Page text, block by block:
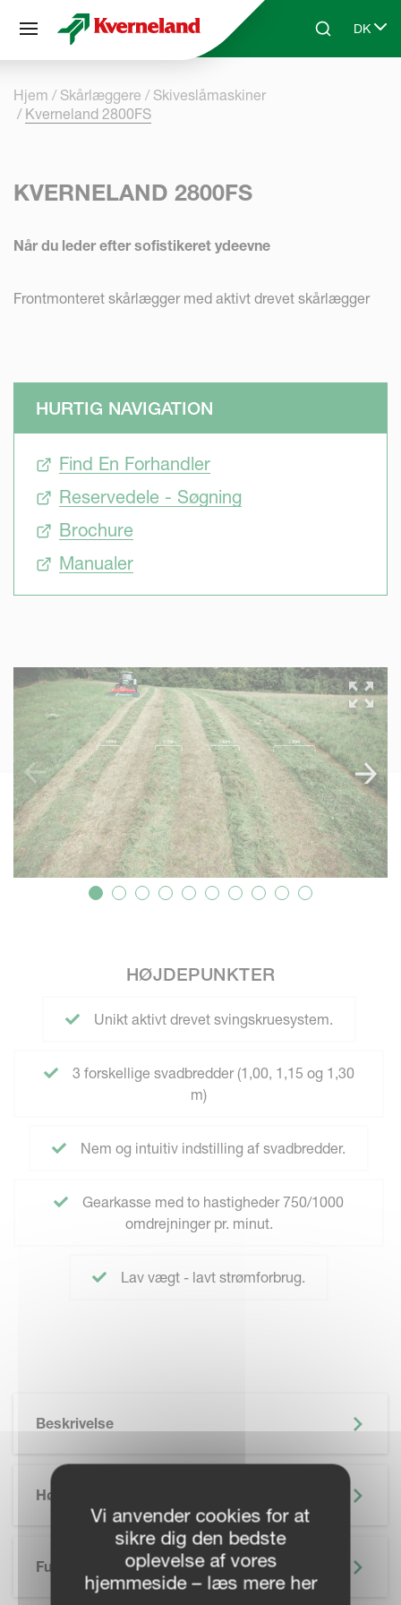
Skip to main contentSearchDK
Select
Hjem Skårlæggere
Skiveslåmaskiner
Kverneland 2800FS
KVERNELAND 2800FS
Når du leder efter sofistikeret ydeevne
Frontmonteret skårlægger med aktivt drevet skårlægger
HURTIG NAVIGATION
Find En Forhandler
Reservedele - Søgning
Brochure
Manualer
HØJDEPUNKTER
Unikt aktivt drevet svingskruesystem.
3 forskellige svadbredder (1,00, 1,15 og 1,30
m)
Nem og intuitiv indstilling af svadbredder.
Gearkasse med to hastigheder 750/1000
omdrejninger pr. minut.
Lav vægt - lavt strømforbrug.
Beskrivelse
Højdepunkter
Funktioner
CCookie-styringspanel
Vi anvender cookies for at
sikre dig den bedste
oplevelse af vores
hjemmeside – læs mere her